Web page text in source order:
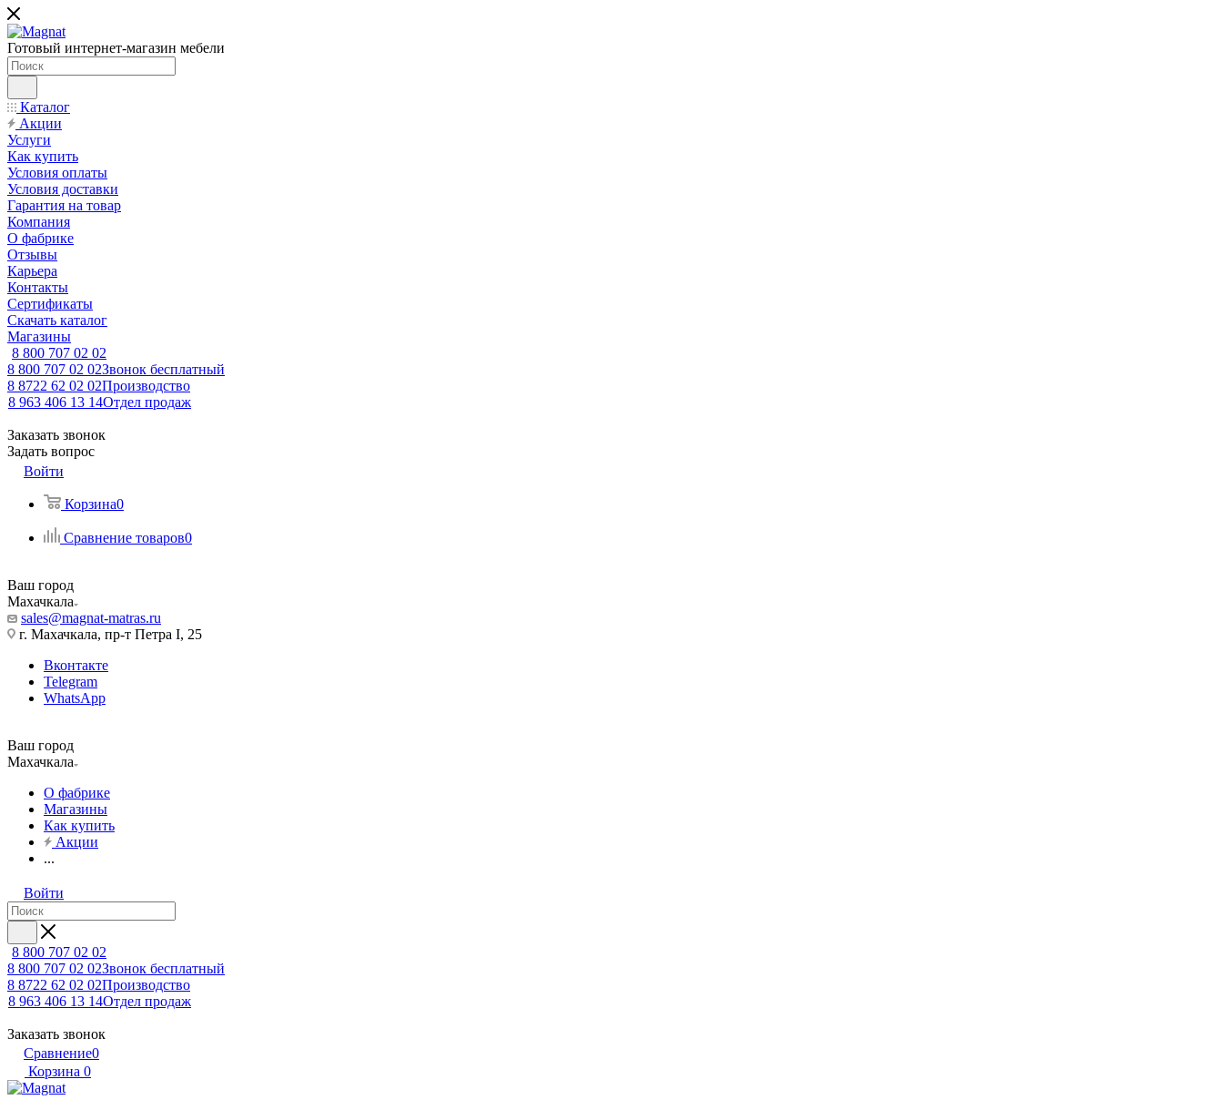
Готовый интернет-магазин мебели
Каталог
Акции
Услуги
Как купить
Условия оплаты
Условия доставки
Гарантия на товар
Компания
О фабрике
Отзывы
Карьера
Контакты
Сертификаты
Скачать каталог
Магазины
8 800 707 02 02
8 800 707 02 02Звонок бесплатный
8 8722 62 02 02Производство
8 963 406 13 14Отдел продаж
Заказать звонок
Задать вопрос
Войти
Корзина0
Сравнение товаров0
Ваш город
Махачкала
sales@magnat-matras.ru
г. Махачкала, пр-т Петра I, 25
Вконтакте
Telegram
WhatsApp
Ваш город
Махачкала
О фабрике
Магазины
Как купить
Акции
...
Войти
8 800 707 02 02
8 800 707 02 02Звонок бесплатный
8 8722 62 02 02Производство
8 963 406 13 14Отдел продаж
Заказать звонок
Сравнение0
Корзина 0